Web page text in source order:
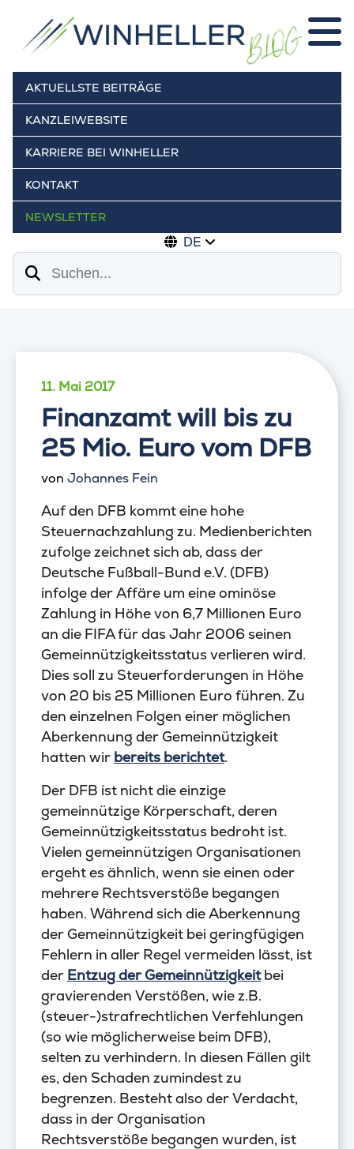
AKTUELLSTE BEITRÄGE
KANZLEIWEBSITE
KARRIERE BEI WINHELLER
KONTAKT
NEWSLETTER
DE
Suchen
11. Mai 2017
Finanzamt will bis zu
25 Mio. Euro vom DFB
von Johannes Fein
Auf den DFB kommt eine hohe
Steuernachzahlung zu. Medienberichten
zufolge zeichnet sich ab, dass der
Deutsche Fußball-Bund e.V. (DFB)
infolge der Affäre um eine ominöse
Zahlung in Höhe von 6,7 Millionen Euro
an die FIFA für das Jahr 2006 seinen
Gemeinnützigkeitsstatus verlieren wird.
Dies soll zu Steuerforderungen in Höhe
von 20 bis 25 Millionen Euro führen. Zu
den einzelnen Folgen einer möglichen
Aberkennung der Gemeinnützigkeit
hatten wir bereits berichtet.
Der DFB ist nicht die einzige
gemeinnützige Körperschaft, deren
Gemeinnützigkeitsstatus bedroht ist.
Vielen gemeinnützigen Organisationen
ergeht es ähnlich, wenn sie einen oder
mehrere Rechtsverstöße begangen
haben. Während sich die Aberkennung
der Gemeinnützigkeit bei geringfügigen
Fehlern in aller Regel vermeiden lässt, ist
der Entzug der Gemeinnützigkeitbei
gravierenden Verstößen, wie z.B.
(steuer-)strafrechtlichen Verfehlungen
(so wie möglicherweise beim DFB),
selten zu verhindern. In diesen Fällen gilt
es, den Schaden zumindest zu
begrenzen. Besteht also der Verdacht,
dass in der Organisation
Rechtsverstöße begangen wurden, ist